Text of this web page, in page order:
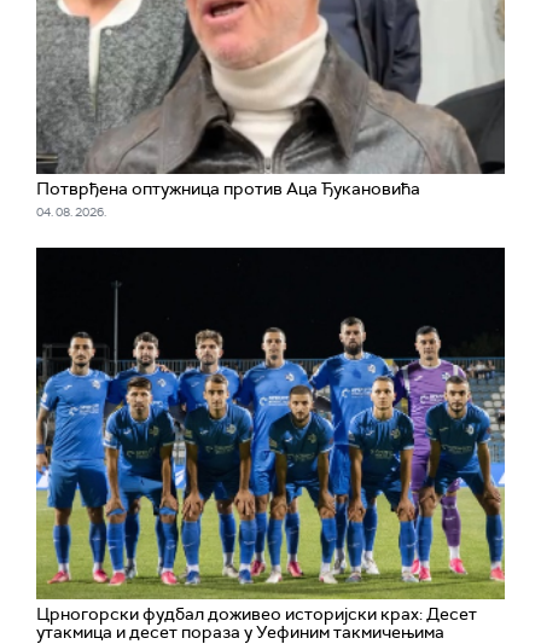
Потврђена оптужница против Аца Ђукановића
04. 08. 2026.
Црногорски фудбал доживео историјски крах: Десет
утакмица и десет пораза у Уефиним такмичењима